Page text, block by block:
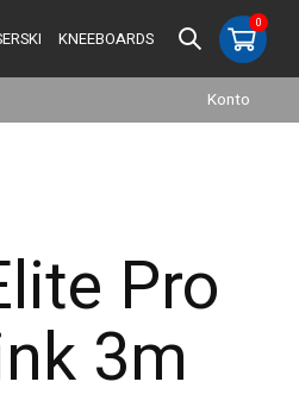
KNEEBOARDS
0items
Konto
Pro
3m